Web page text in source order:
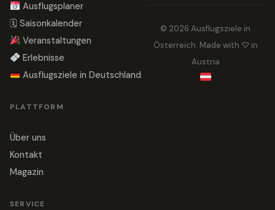
Ausflugsplaner
🗓 Saisonkalender
Veranstaltungen
Erlebnisse
Ausflugsziele in Deutschland
PLATTFORM
Über uns
Kontakt
Magazin
SERVICE
© 2026 Ausflugsziele in
Österreich. Made with ♡ in
Austria